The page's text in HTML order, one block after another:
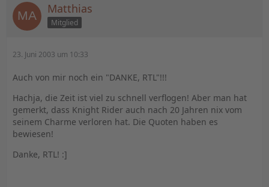
Matthias
Mitglied
23. Juni 2003 um 10:33
Auch von mir noch ein "DANKE, RTL"!!!
Hachja, die Zeit ist viel zu schnell verflogen! Aber man hat
gemerkt, dass Knight Rider auch nach 20 Jahren nix vom
seinem Charme verloren hat. Die Quoten haben es
bewiesen!
Danke, RTL! :]